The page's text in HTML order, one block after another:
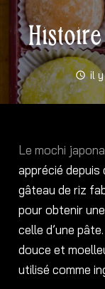
schedule il
Le mochi
apprécié depuis
gâteau de riz
pour obtenir
celle d’une
douce et
utilisé comme